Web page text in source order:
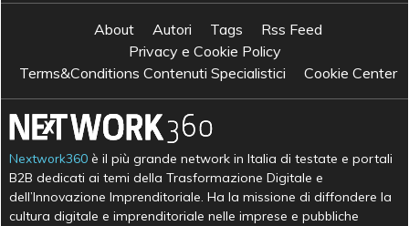
About Autori Tags
Rss Feed
Privacy e Cookie Policy
Terms&Conditions Contenuti Specialistici
Cookie Center
Nextwork360 è il più grande network in Italia di testate e portali
B2B dedicati ai temi della Trasformazione Digitale e
dell’Innovazione Imprenditoriale. Ha la missione di diffondere la
cultura digitale e imprenditoriale nelle imprese e pubbliche